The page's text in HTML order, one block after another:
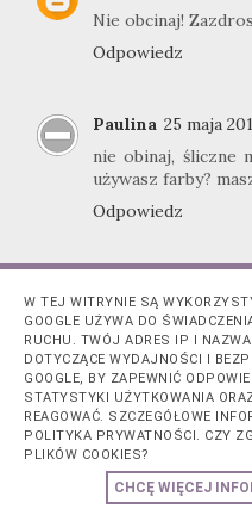
Nie obcinaj!
Odpowiedz
Paulina 25 maja
nie obinaj, śliczne
używasz farby?
Odpowiedz
W TEJ WITRYNIE SĄ
GOOGLE UŻYWA DO
RUCHU. TWÓJ ADRES IP I
DOTYCZĄCE WYDAJNOŚCI I
GOOGLE, BY ZAPEWNIĆ
STATYSTYKI UŻYTKOWANIA
REAGOWAĆ. SZCZEGÓŁOWE
POLITYKA PRYWATNOŚCI. CZY
PLIKÓW COOKIES?
CHCĘ WIĘCEJ